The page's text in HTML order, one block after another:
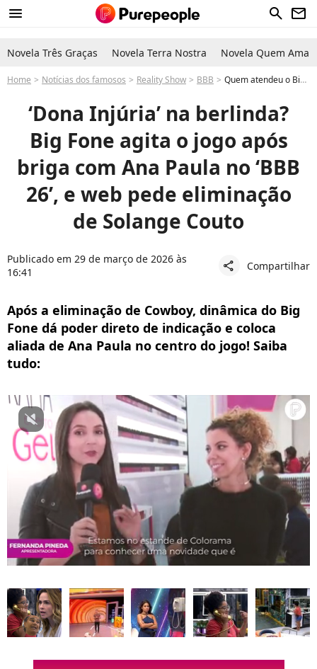
menu search newsletter
Novela Três Graças Novela Terra Nostra Novela Quem Ama
Home Notícias dos famosos Reality Show BBB Quem atendeu o Big Fone no BBB 26 Milena amiga de Ana Paula Renault e web pede Solange Couto no Paredão após eliminação de Cowboy
‘Dona Injúria’ na berlinda?
Big Fone agita o jogo após
briga com Ana Paula no ‘BBB
26’, e web pede eliminação
de Solange Couto
Publicado em 29 de março de 2026 às
16:41
share Compartilhar
Após a eliminação de Cowboy, dinâmica do Big
Fone dá poder direto de indicação e coloca
aliada de Ana Paula no centro do jogo! Saiba
tudo: